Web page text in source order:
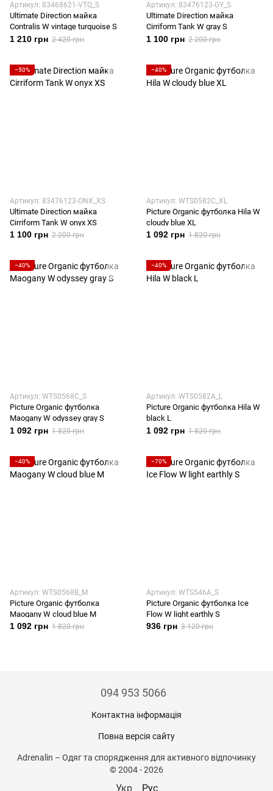
Артикул: 83468621-VTQ_S
Ultimate Direction майка
Contralis W vintage turquoise S
1 210 грн 2 420 грн
Артикул: 83476123-GY_S
Ultimate Direction майка
Cirriform Tank W gray S
1 100 грн 2 200 грн
−50%
Артикул: 83476123-ONX_XS
Ultimate Direction майка
Cirriform Tank W onyx XS
1 100 грн 2 200 грн
−40%
Артикул: WTS0582C_XL
Picture Organic футболка Hila W
cloudy blue XL
1 092 грн 1 820 грн
−40%
Артикул: WTS0568C_S
Picture Organic футболка
Maogany W odyssey gray S
1 092 грн 1 820 грн
−40%
Артикул: WTS0582A_L
Picture Organic футболка Hila W
black L
1 092 грн 1 820 грн
−40%
Артикул: WTS0568B_M
Picture Organic футболка
Maogany W cloud blue M
1 092 грн 1 820 грн
−70%
Артикул: WTS546A_S
Picture Organic футболка Ice
Flow W light earthly S
936 грн 3 120 грн
094 953 5066
Контактна інформація
Повна версія сайту
Adrenalin – Одяг та спорядження для активного відпочинку
© 2004 - 2026
Укр Рус